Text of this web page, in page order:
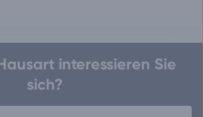
interessieren Sie
sich?